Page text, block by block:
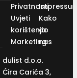
Privatnosti
Uvjeti
korištenja
Marketing
Kako
do
nas
dulist d.o.o.
Ćira Carića 3,